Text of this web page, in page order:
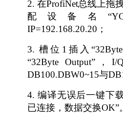
2. 在ProfiNet总线上拖
配设备名
IP=192.168.20.20；
3.槽位 1插入
“32Byte Output”
DB100.DBW0~15与
4. 编译无误后一键下载
已连接，数据交换OK”。